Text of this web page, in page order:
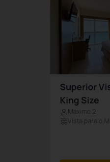
Superior
King Size
Máximo 2
Vista para o